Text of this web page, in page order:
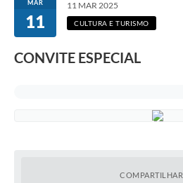
MAR
11
11 MAR 2025
CULTURA E TURISMO
CONVITE ESPECIAL
COMPARTILHAR